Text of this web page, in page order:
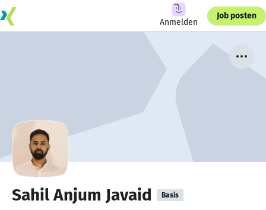
Anmelden
Job posten
Sahil Anjum Javaid Basis